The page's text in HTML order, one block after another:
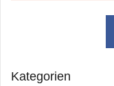
Kategorien